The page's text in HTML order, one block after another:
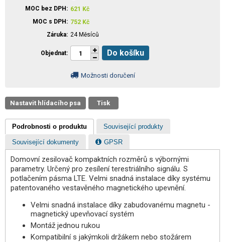
MOC bez DPH 621 Kč
MOC s DPH
752 Kč
Záruka 24 Měsíců
Objednat Do košíku
Možnosti doručení
Nastavit hlídacího psa Tisk
Podrobnosti o produktu Související produkty
Související dokumenty GPSR
Domovní zesilovač kompaktních rozměrů s výbornými
parametry. Určený pro zesílení terestriálního signálu. S
potlačením pásma LTE. Velmi snadná instalace díky systému
patentovaného vestavěného magnetického upevnění.
Velmi snadná instalace díky zabudovanému magnetu -
magnetický upevňovací systém
Montáž jednou rukou
Kompatibilní s jakýmkoli držákem nebo stožárem